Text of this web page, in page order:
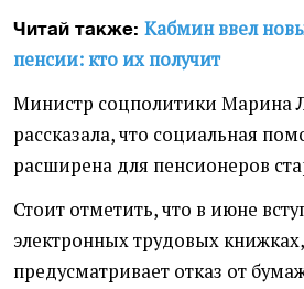
Читай также: Кабмин ввел
пенсии: кто их получит
Министр соцполитики Марина
рассказала, что социальная
расширена для пенсионеров
Стоит отметить, что в июне
электронных трудовых
предусматривает отказ от